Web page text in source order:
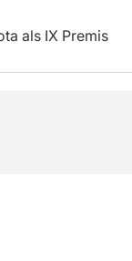
als IX Premis